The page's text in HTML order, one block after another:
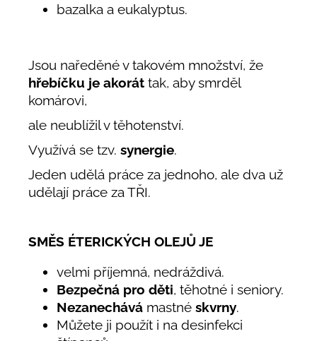
bazalka a eukalyptus.
Jsou naředěné v takovém množství, že
hřebíčku je akorát tak, aby smrděl
komárovi,
ale neublížil v těhotenství.
Využívá se tzv. synergie.
Jeden udělá práce za jednoho, ale dva už
udělají práce za TŘI.
SMĚS ÉTERICKÝCH OLEJŮ JE
velmi příjemná, nedráždivá.
Bezpečná pro děti, těhotné i seniory.
Nezanechává mastné skvrny.
Můžete ji použít i na desinfekci